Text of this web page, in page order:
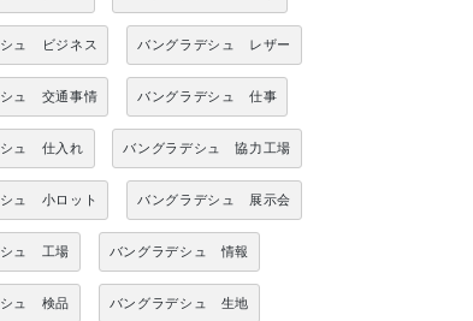
ュ ビジネス バングラデシュ レザー
シュ 交通事情 バングラデシュ 仕事
シュ 仕入れ バングラデシュ 協力工場
ュ 小ロット バングラデシュ 展示会
シュ 工場 バングラデシュ 情報
シュ 検品 バングラデシュ 生地